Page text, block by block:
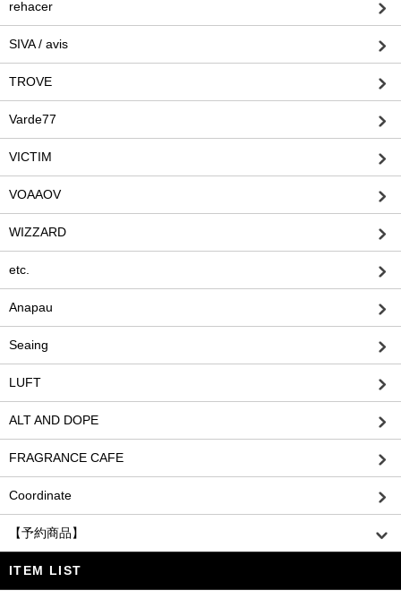
rehacer
SIVA / avis
TROVE
Varde77
VICTIM
VOAAOV
WIZZARD
etc.
Anapau
Seaing
LUFT
ALT AND DOPE
FRAGRANCE CAFE
Coordinate
【予約商品】
ITEM LIST